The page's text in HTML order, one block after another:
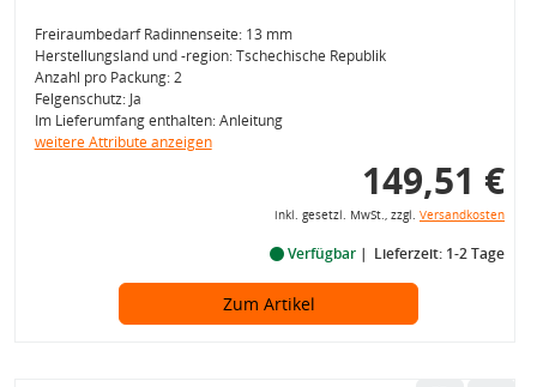
Freiraumbedarf Radinnenseite: 13 mm
Herstellungsland und -region: Tschechische Republik
Anzahl pro Packung: 2
Felgenschutz: Ja
Im Lieferumfang enthalten: Anleitung
weitere Attribute anzeigen
149,51 €
inkl. gesetzl. MwSt., zzgl. Versandkosten
Verfügbar Lieferzeit: 1-2 Tage
Zum Artikel